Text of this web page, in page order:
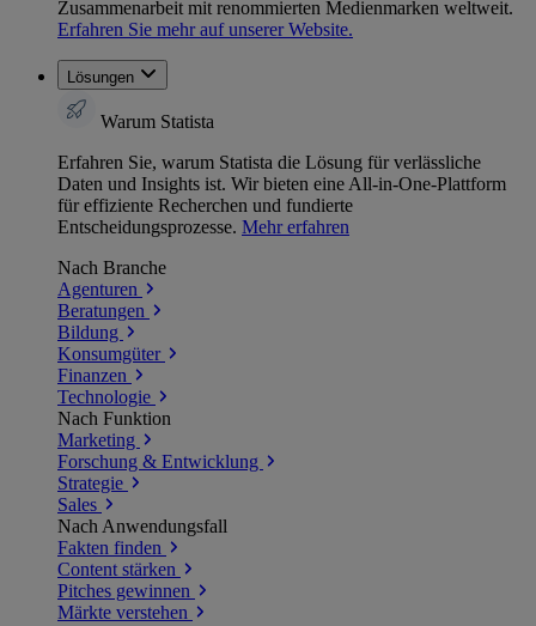
Zusammenarbeit mit renommierten Medienmarken weltweit.
Erfahren Sie mehr auf unserer Website.
Lösungen
Warum Statista
Erfahren Sie, warum Statista die Lösung für verlässliche
Daten und Insights ist. Wir bieten eine All-in-One-Plattform
für effiziente Recherchen und fundierte
Entscheidungsprozesse. Mehr erfahren
Nach Branche
Agenturen
Beratungen
Bildung
Konsumgüter
Finanzen
Technologie
Nach Funktion
Marketing
Forschung & Entwicklung
Strategie
Sales
Nach Anwendungsfall
Fakten finden
Content stärken
Pitches gewinnen
Märkte verstehen